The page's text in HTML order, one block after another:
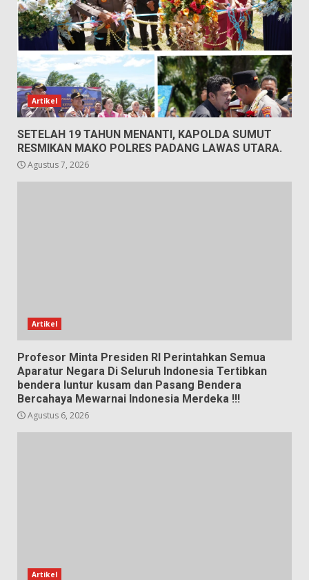
Artikel
SETELAH 19 TAHUN MENANTI, KAPOLDA SUMUT
RESMIKAN MAKO POLRES PADANG LAWAS UTARA.
Agustus 7, 2026
Artikel
Profesor Minta Presiden RI Perintahkan Semua
Aparatur Negara Di Seluruh Indonesia Tertibkan
bendera luntur kusam dan Pasang Bendera
Bercahaya Mewarnai Indonesia Merdeka !!!
Agustus 6, 2026
Artikel